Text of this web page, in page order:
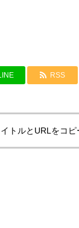
RSS
トルとURLをコピ